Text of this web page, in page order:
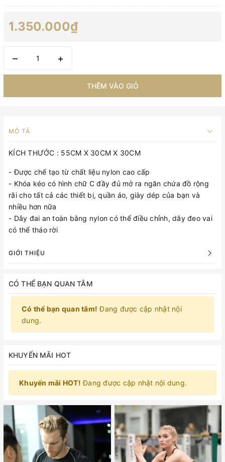
1.350.000₫
– +
THÊM VÀO GIỎ
MÔ TẢ
KÍCH THƯỚC : 55CM X 30CM X 30CM
- Được chế tạo từ chất liệu nylon cao cấp
- Khóa kéo có hình chữ C đầy đủ mở ra ngăn chứa đồ rộng
rãi cho tất cả các thiết bị, quần áo, giày dép của bạn và
nhiều hơn nữa
- Dây đai an toàn bằng nylon có thể điều chỉnh, dây đeo vai
có thể tháo rời
GIỚI THIỆU
CÓ THỂ BẠN QUAN TÂM
Có thể bạn quan tâm! Đang được cập nhật nội
dung.
KHUYẾN MÃI HOT
Khuyến mãi HOT! Đang được cập nhật nội dung.